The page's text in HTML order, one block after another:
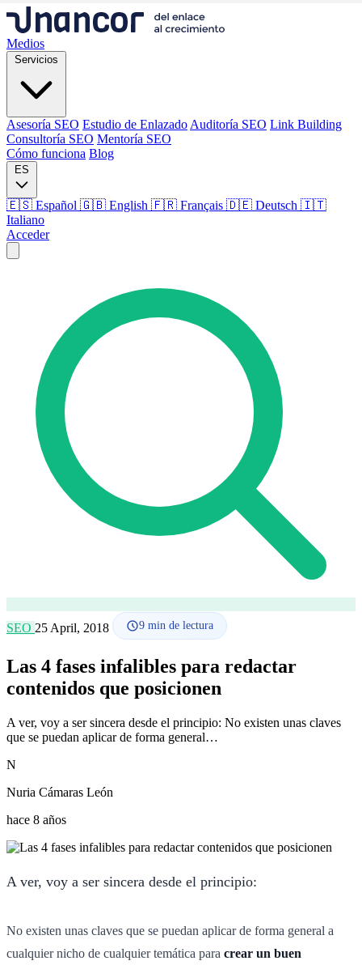
Medios
Servicios
Asesoría SEO Estudio de Enlazado Auditoría SEO Link Building
Consultoría SEO Mentoría SEO
Cómo funciona Blog
ES
🇪🇸 Español 🇬🇧 English 🇫🇷 Français 🇩🇪 Deutsch 🇮🇹
Italiano
Acceder
Asesoría SEO Estudio de Enlazado Auditoría SEO
Consultoría SEO
Cómo funciona
Idioma
🇪🇸 ES
🇬🇧 EN
Acceder
SEO 25 April, 2018 9 min de lectura
Las 4 fases infalibles para redactar
contenidos que posicionen
A ver, voy a ser sincera desde el principio: No existen unas claves
que se puedan aplicar de forma general…
N
Nuria Cámaras León
hace 8 años
A ver, voy a ser sincera desde el principio:
No existen unas claves que se puedan aplicar de forma general a
cualquier nicho de cualquier temática para crear un buen